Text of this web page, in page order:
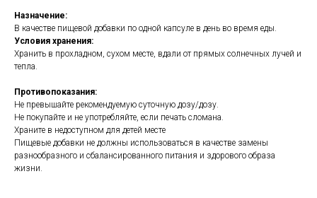
Назначение:
В качестве пищевой добавки по одной капсуле в день во время еды.
Условия хранения:
Хранить в прохладном, сухом месте, вдали от прямых солнечных лучей и
тепла.
Противопоказания:
Не превышайте рекомендуемую суточную дозу/дозу.
Не покупайте и не употребляйте, если печать сломана.
Храните в недоступном для детей месте
Пищевые добавки не должны использоваться в качестве замены
разнообразного и сбалансированного питания и здорового образа
жизни.